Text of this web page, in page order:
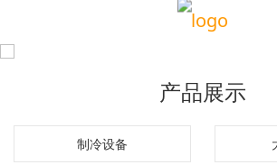
产品展示
制冷设备